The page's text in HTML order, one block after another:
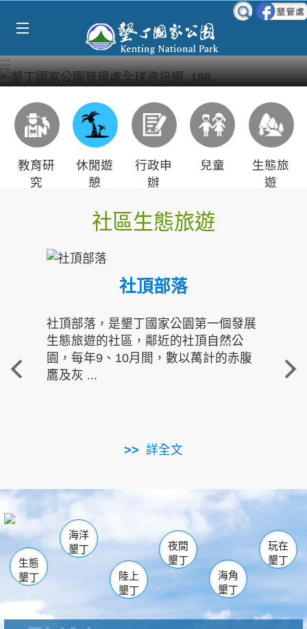
:::
教育研
究
休閒遊
憩
行政申
辦
兒童
生態旅
遊
社區生態旅遊
社頂部落
社頂部落，是墾丁國家公園第一個發展
生態旅遊的社區，鄰近的社頂自然公
園，每年9、10月間，數以萬計的赤腹
鷹及灰 ...
詳全文
重
走進
南仁湖
海生館
恆春 佳樂水
龍鑾潭自然中心 森林遊樂區
瓊麻館
關山 墾管處遊客中心
社頂公園 風吹沙
船帆石
白砂 龍磐公園
香蕉灣
砂島
鵝鑾鼻
生態
墾丁
海洋
墾丁
陸上
墾丁
夜間
墾丁
海角
墾丁
玩在
墾丁